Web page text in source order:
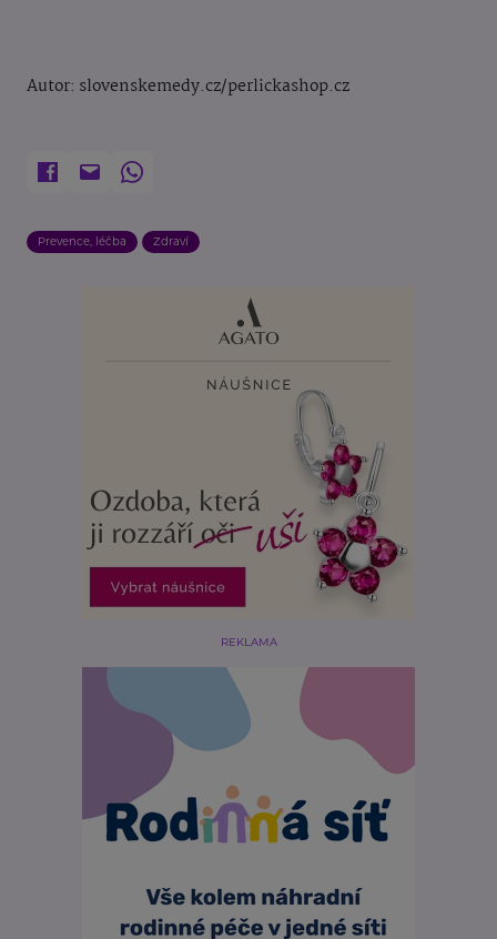
Autor: slovenskemedy.cz/perlickashop.cz
Prevence, léčba Zdraví
REKLAMA